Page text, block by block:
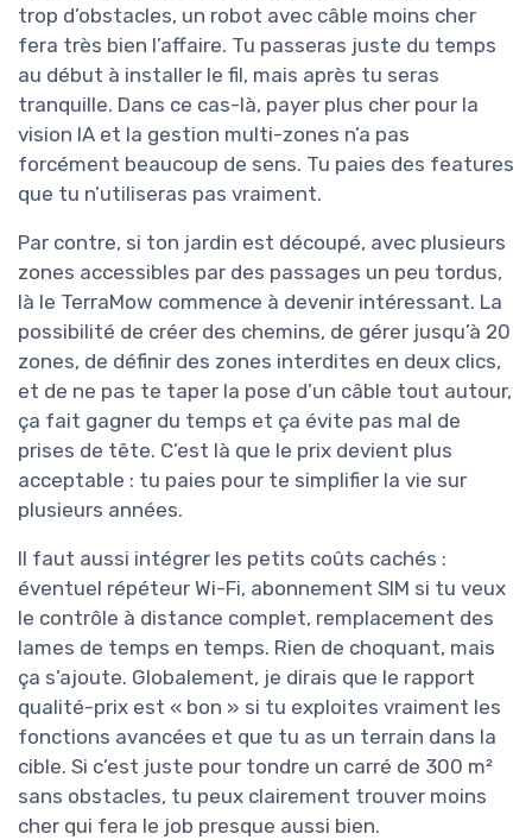
trop d’obstacles, un robot avec câble moins cher
fera très bien l’affaire. Tu passeras juste du temps
au début à installer le fil, mais après tu seras
tranquille. Dans ce cas-là, payer plus cher pour la
vision IA et la gestion multi-zones n’a pas
forcément beaucoup de sens. Tu paies des features
que tu n’utiliseras pas vraiment.
Par contre, si ton jardin est découpé, avec plusieurs
zones accessibles par des passages un peu tordus,
là le TerraMow commence à devenir intéressant. La
possibilité de créer des chemins, de gérer jusqu’à 20
zones, de définir des zones interdites en deux clics,
et de ne pas te taper la pose d’un câble tout autour,
ça fait gagner du temps et ça évite pas mal de
prises de tête. C’est là que le prix devient plus
acceptable : tu paies pour te simplifier la vie sur
plusieurs années.
Il faut aussi intégrer les petits coûts cachés :
éventuel répéteur Wi-Fi, abonnement SIM si tu veux
le contrôle à distance complet, remplacement des
lames de temps en temps. Rien de choquant, mais
ça s’ajoute. Globalement, je dirais que le rapport
qualité-prix est « bon » si tu exploites vraiment les
fonctions avancées et que tu as un terrain dans la
cible. Si c’est juste pour tondre un carré de 300 m²
sans obstacles, tu peux clairement trouver moins
cher qui fera le job presque aussi bien.